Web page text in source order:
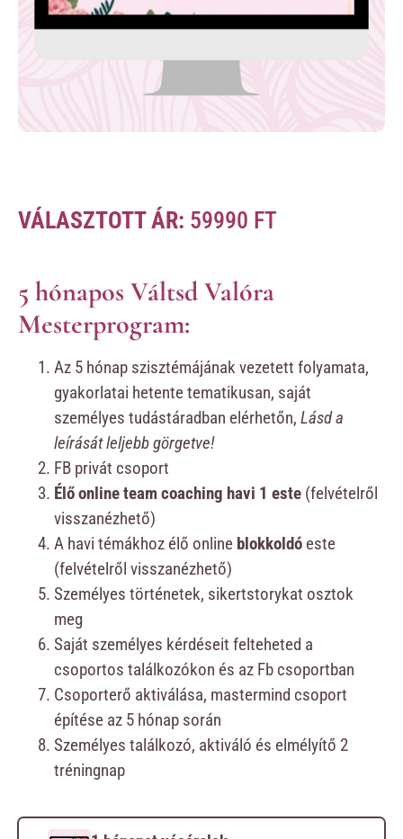
VÁLASZTOTT ÁR: 59990 FT
5 hónapos Váltsd Valóra
Mesterprogram:
Az 5 hónap szisztémájának vezetett folyamata,
gyakorlatai hetente tematikusan, saját
személyes tudástáradban elérhetőn, Lásd a
leírását leljebb görgetve!
FB privát csoport
Élő online team coaching havi 1 este (felvételről
visszanézhető)
A havi témákhoz élő online blokkoldó este
(felvételről visszanézhető)
Személyes történetek, sikertstorykat osztok
meg
Saját személyes kérdéseit felteheted a
csoportos találkozókon és az Fb csoportban
Csoporterő aktiválása, mastermind csoport
építése az 5 hónap során
Személyes találkozó, aktiváló és elmélyítő 2
tréningnap